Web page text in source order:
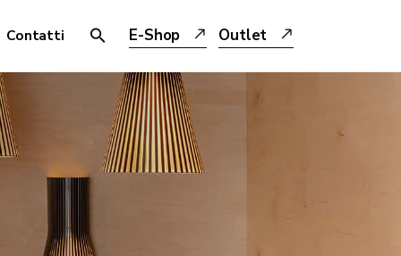
Contatti E-Shop Outlet